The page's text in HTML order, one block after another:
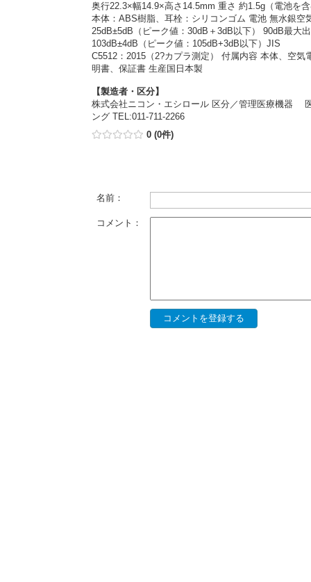
奥行22.3×幅14.9×高さ14.5mm 重さ 約1.5g（電池を
本体：ABS樹脂、耳栓：シリコンゴム 電池 無水銀
25dB±5dB（ピーク値：30dB＋3dB以下） 90dB最大
103dB±4dB（ピーク値：105dB+3dB以下）JIS
C5512：2015（2?カプラ測定） 付属内容 本体、空
明書、保証書 生産国日本製
【製造者・区分】
株式会社ニコン・エシロール 区分／管理医療機器
ング TEL:011-711-2266
0 (0件)
名前：
コメント：